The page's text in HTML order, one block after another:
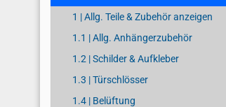
1 | Allg. Teile & Zubehör anzeigen
1.1 | Allg. Anhängerzubehör
1.2 | Schilder & Aufkleber
1.3 | Türschlösser
1.4 | Belüftung